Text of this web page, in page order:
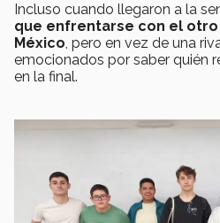
Incluso cuando llegaron a la
que enfrentarse con el
México, pero en vez de una
emocionados por saber quién
en la final.